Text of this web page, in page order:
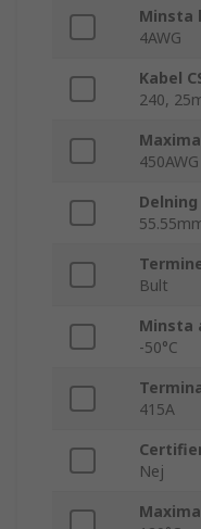
Minsta
4AWG
Kabel
240,
450AWG
Delning
Bult
Minsta
-50°C
415A
Nej